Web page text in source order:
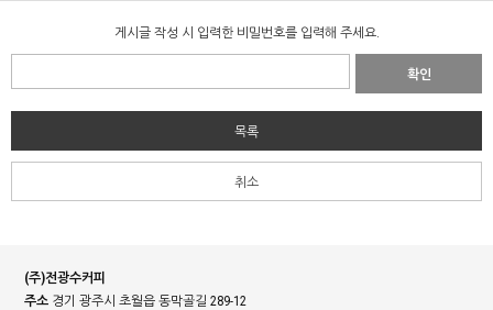
게시글 작성 시 입력한 비밀번호를 입력해 주세요.
확인
목록
취소
(주)전광수커피
주소 경기 광주시 초월읍 동막골길 289-12